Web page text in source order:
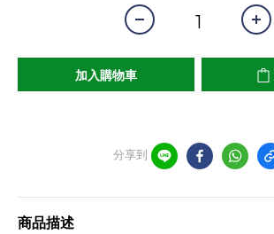
加入購物車
分享到
商品描述